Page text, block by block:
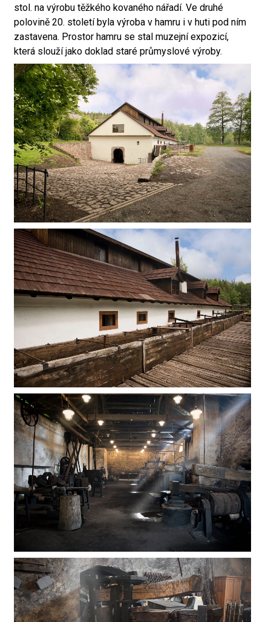
stol. na výrobu těžkého kovaného nářadí. Ve druhé
polovině 20. století byla výroba v hamru i v huti pod ním
zastavena. Prostor hamru se stal muzejní expozicí,
která slouží jako doklad staré průmyslové výroby.